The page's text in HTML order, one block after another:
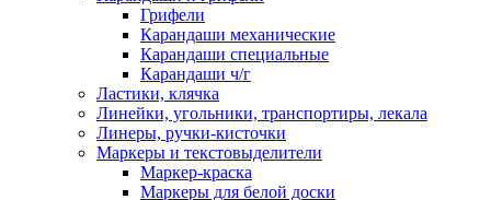
Грифели
Карандаши механические
Карандаши специальные
Карандаши ч/г
Ластики, клячка
Линейки, угольники, транспортиры, лекала
Линеры, ручки-кисточки
Маркеры и текстовыделители
Маркер-краска
Маркеры для белой доски